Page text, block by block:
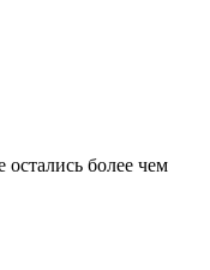
более чем